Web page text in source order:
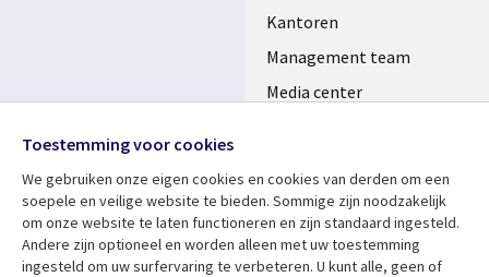
Kantoren
Management team
Media center
Bekijk meer Support
Media
NETHERLANDS
Toestemming voor cookies
We gebruiken onze eigen cookies en cookies van derden om een ​​
soepele en veilige website te bieden. Sommige zijn noodzakelijk
om onze website te laten functioneren en zijn standaard ingesteld.
Andere zijn optioneel en worden alleen met uw toestemming
ingesteld om uw surfervaring te verbeteren. U kunt alle, geen of